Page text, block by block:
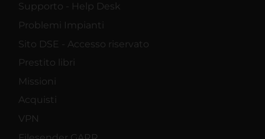
Supporto - Help Desk
Problemi Impianti
Sito DSE - Accesso riservato
Prestito libri
Missioni
Acquisti
VPN